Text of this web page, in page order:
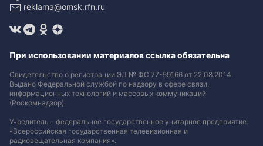
reklama@omsk.rfn.ru
При использовании материалов ссылка обязательна
Свидетельство о регистрации ЭЛ № ФС 77-59166 от 22.08.2014.
Выдано Федеральной службой по надзору в сфере связи,
информационных технологий и массовых коммуникаций
(Роскомнадзор).
Учредитель - федеральное государственное унитарное предприятие
«Всероссийская государственная телевизионная и
радиовещательная компания».